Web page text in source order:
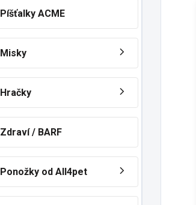
Píšťalky ACME
Misky
Hračky
Zdraví / BARF
Ponožky od All4pet